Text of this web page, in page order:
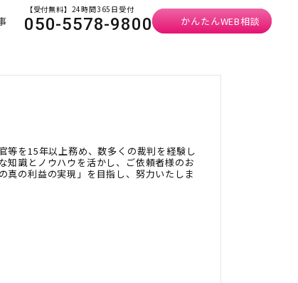
【受付無料】24時間365日受付
050-5578-9800 かんたんWEB相談
等を15年以上務め、数多くの裁判を経験し
知識とノウハウを活かし、ご依頼者様のお
真の利益の実現」を目指し、努力いたしま